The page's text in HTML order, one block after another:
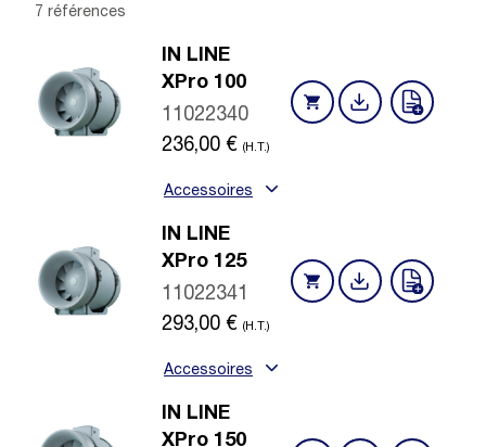
7 références
IN LINE
XPro 100
11022340
236,00 € (H.T.)
Accessoires
IN LINE
XPro 125
11022341
293,00 € (H.T.)
Accessoires
IN LINE
XPro 150